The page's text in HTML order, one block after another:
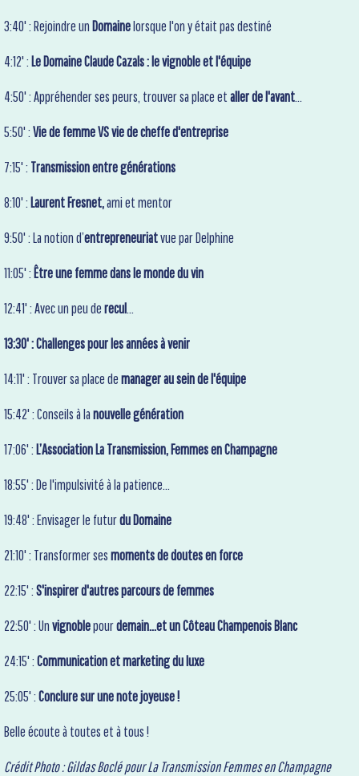
3:40' : Rejoindre un Domainelorsque l'on y était pas destiné
4:12' : Le Domaine Claude Cazals : le vignoble et l'équipe
4:50' : Appréhender ses peurs, trouver sa place etaller de l'avant…
5:50' :Vie de femme VS vie de cheffe d'entreprise
7:15' : Transmission entre générations
8:10' : Laurent Fresnet,ami et mentor
9:50' : La notion d’entrepreneuriatvue par Delphine
11:05' : Être une femme dans le monde du vin
12:41' : Avec un peu derecul…
13:30' : Challenges pour les années à venir
14:11' : Trouver sa place demanager au sein de l'équipe
15:42' : Conseils à lanouvelle génération
17:06' : L’Association La Transmission, Femmes en Champagne
18:55' : De l'impulsivité à la patience...
19:48' : Envisager le futurdu Domaine
21:10' : Transformer sesmoments de doutes en force
22:15' :S'inspirer d'autres parcours de femmes
22:50' : Unvignoblepourdemain...et un Côteau Champenois Blanc
24:15' :Communication et marketing du luxe
25:05' :Conclure sur une note joyeuse !
Belle écoute à toutes et à tous !
Crédit Photo : Gildas Boclé pour La Transmission Femmes en Champagne